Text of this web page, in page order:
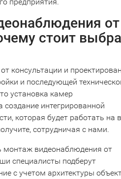
от
стоит
консультации и
и последующей
установка камер
создание интегрированной
которая будет работать на
сотрудничая с нами.
монтаж видеонаблюдения от
специалисты подберут
с учетом архитектуры